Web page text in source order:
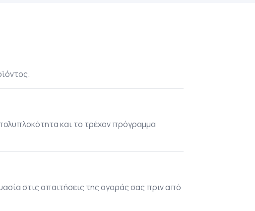
και το τρέχον πρόγραμμα
στις απαιτήσεις της αγοράς σας πριν από